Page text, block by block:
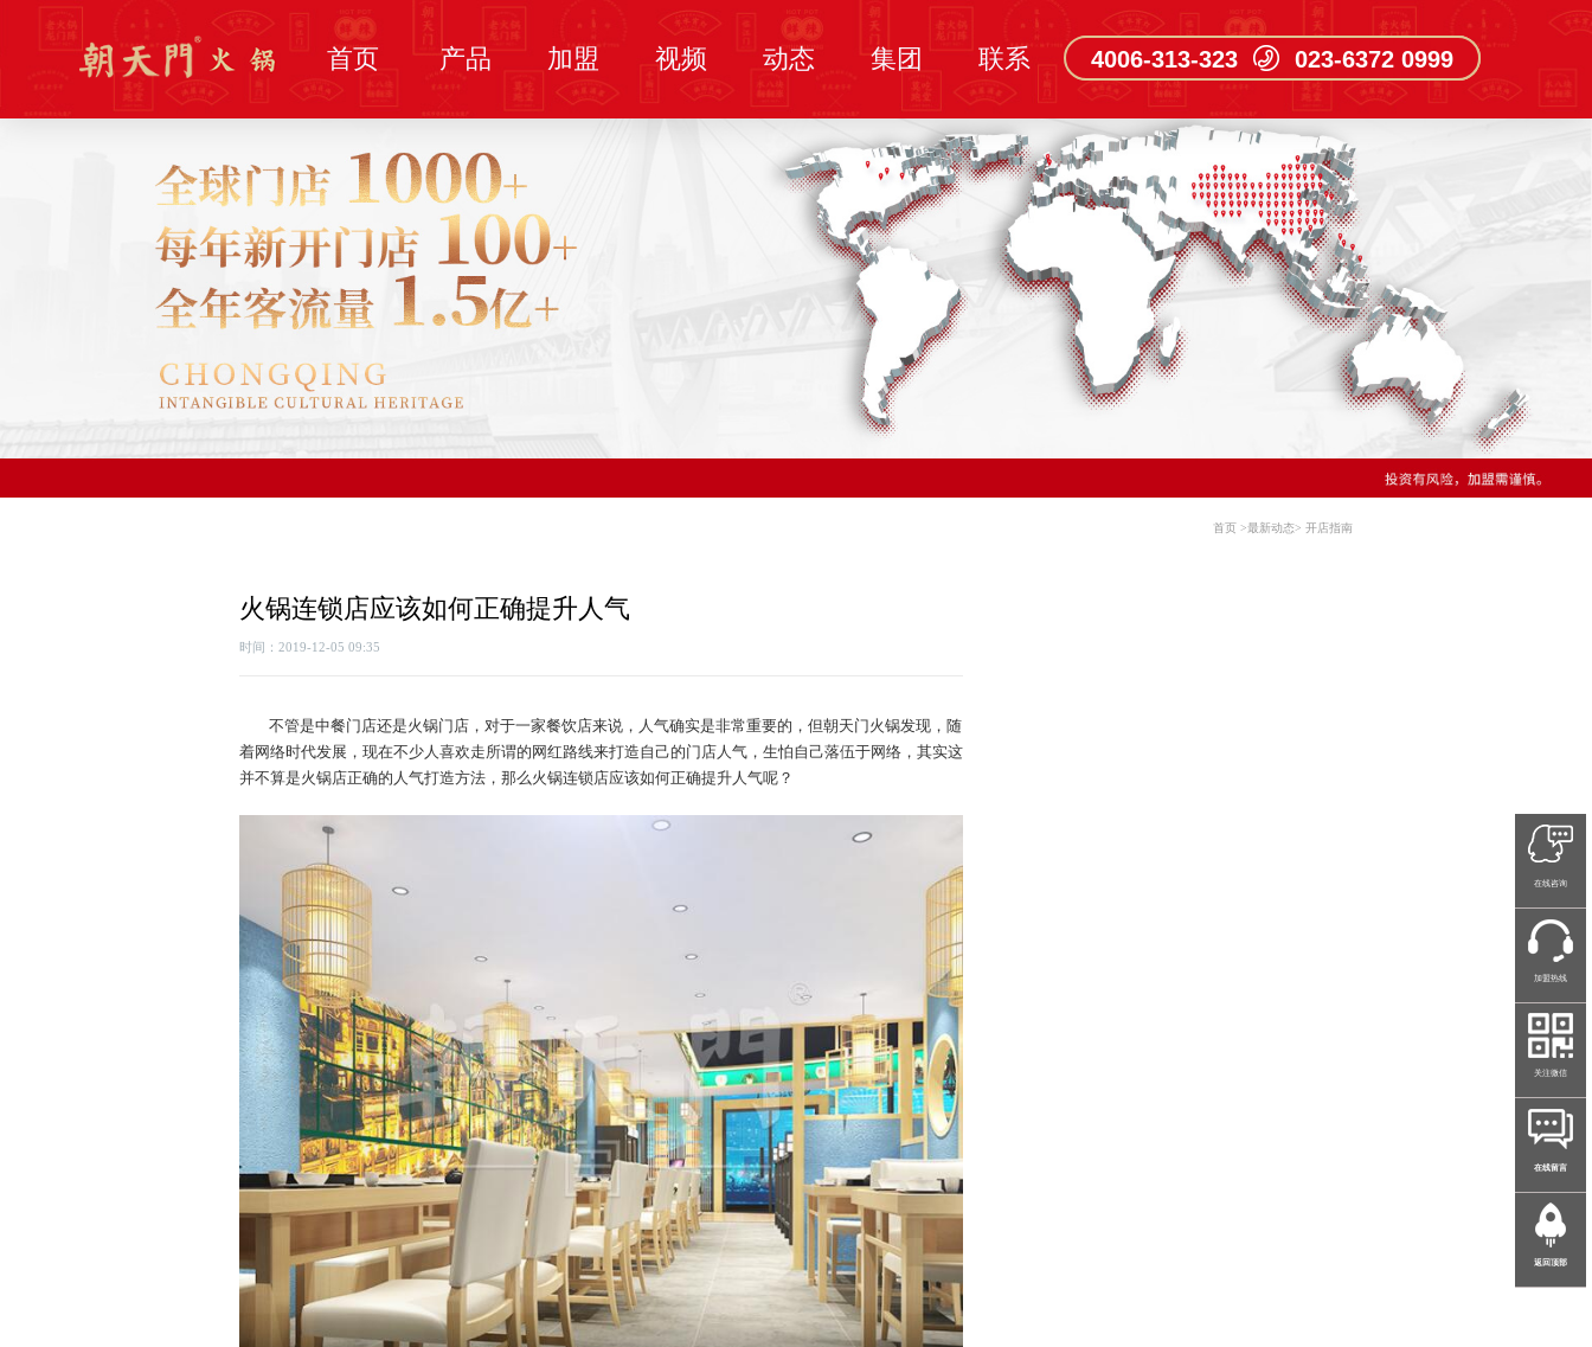
首页 产品 加盟 视频 动态 集团 联系 4006-313-323 023-6372 0999
首页>最新动态>开店指南
火锅连锁店应该如何正确提升人气
时间：2019-12-05 09:35
不管是中餐门店还是火锅门店，对于一家餐饮店来说，人气确实是非常重要的，但朝天门火锅发现，随
着网络时代发展，现在不少人喜欢走所谓的网红路线来打造自己的门店人气，生怕自己落伍于网络，其实这
并不算是火锅店正确的人气打造方法，那么火锅连锁店应该如何正确提升人气呢？
在线咨询
加盟热线
关注微信
在线留言
返回顶部